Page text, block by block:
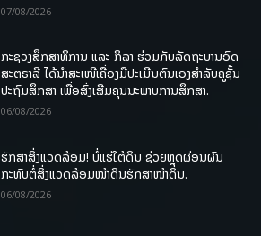
07/08/2026
ກະຊວງສຶກສາທິການ ແລະ ກິລາ ຮ່ວມກັບລັດຖະບານອົດ
ສະຕຣາລີ ໄດ້ນຳສະເໜີເຄື່ອງມືປະເມີນຕົນເອງສຳລັບຄູຊັ້ນ
ປະຖົມສຶກສາ ເພື່ອສົ່ງເສີມຄຸນນະພາບການສຶກສາ.
06/08/2026
ຮັກສາສິ່ງແວດລ້ອມ! ບໍ່ແຮ່ໃຕ້ດິນ ຊ່ວຍຫຼຸດຜ່ອນຜົນ
ກະທົບຕໍ່ສິ່ງແວດລ້ອມໜ້າດິນຮັກສາໜ້າດິນ.
06/08/2026